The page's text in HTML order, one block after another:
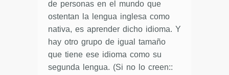
de personas en el mundo que
ostentan la lengua inglesa como
nativa, es aprender dicho idioma. Y
hay otro grupo de igual tamaño
que tiene ese idioma como su
segunda lengua. (Si no lo creen::